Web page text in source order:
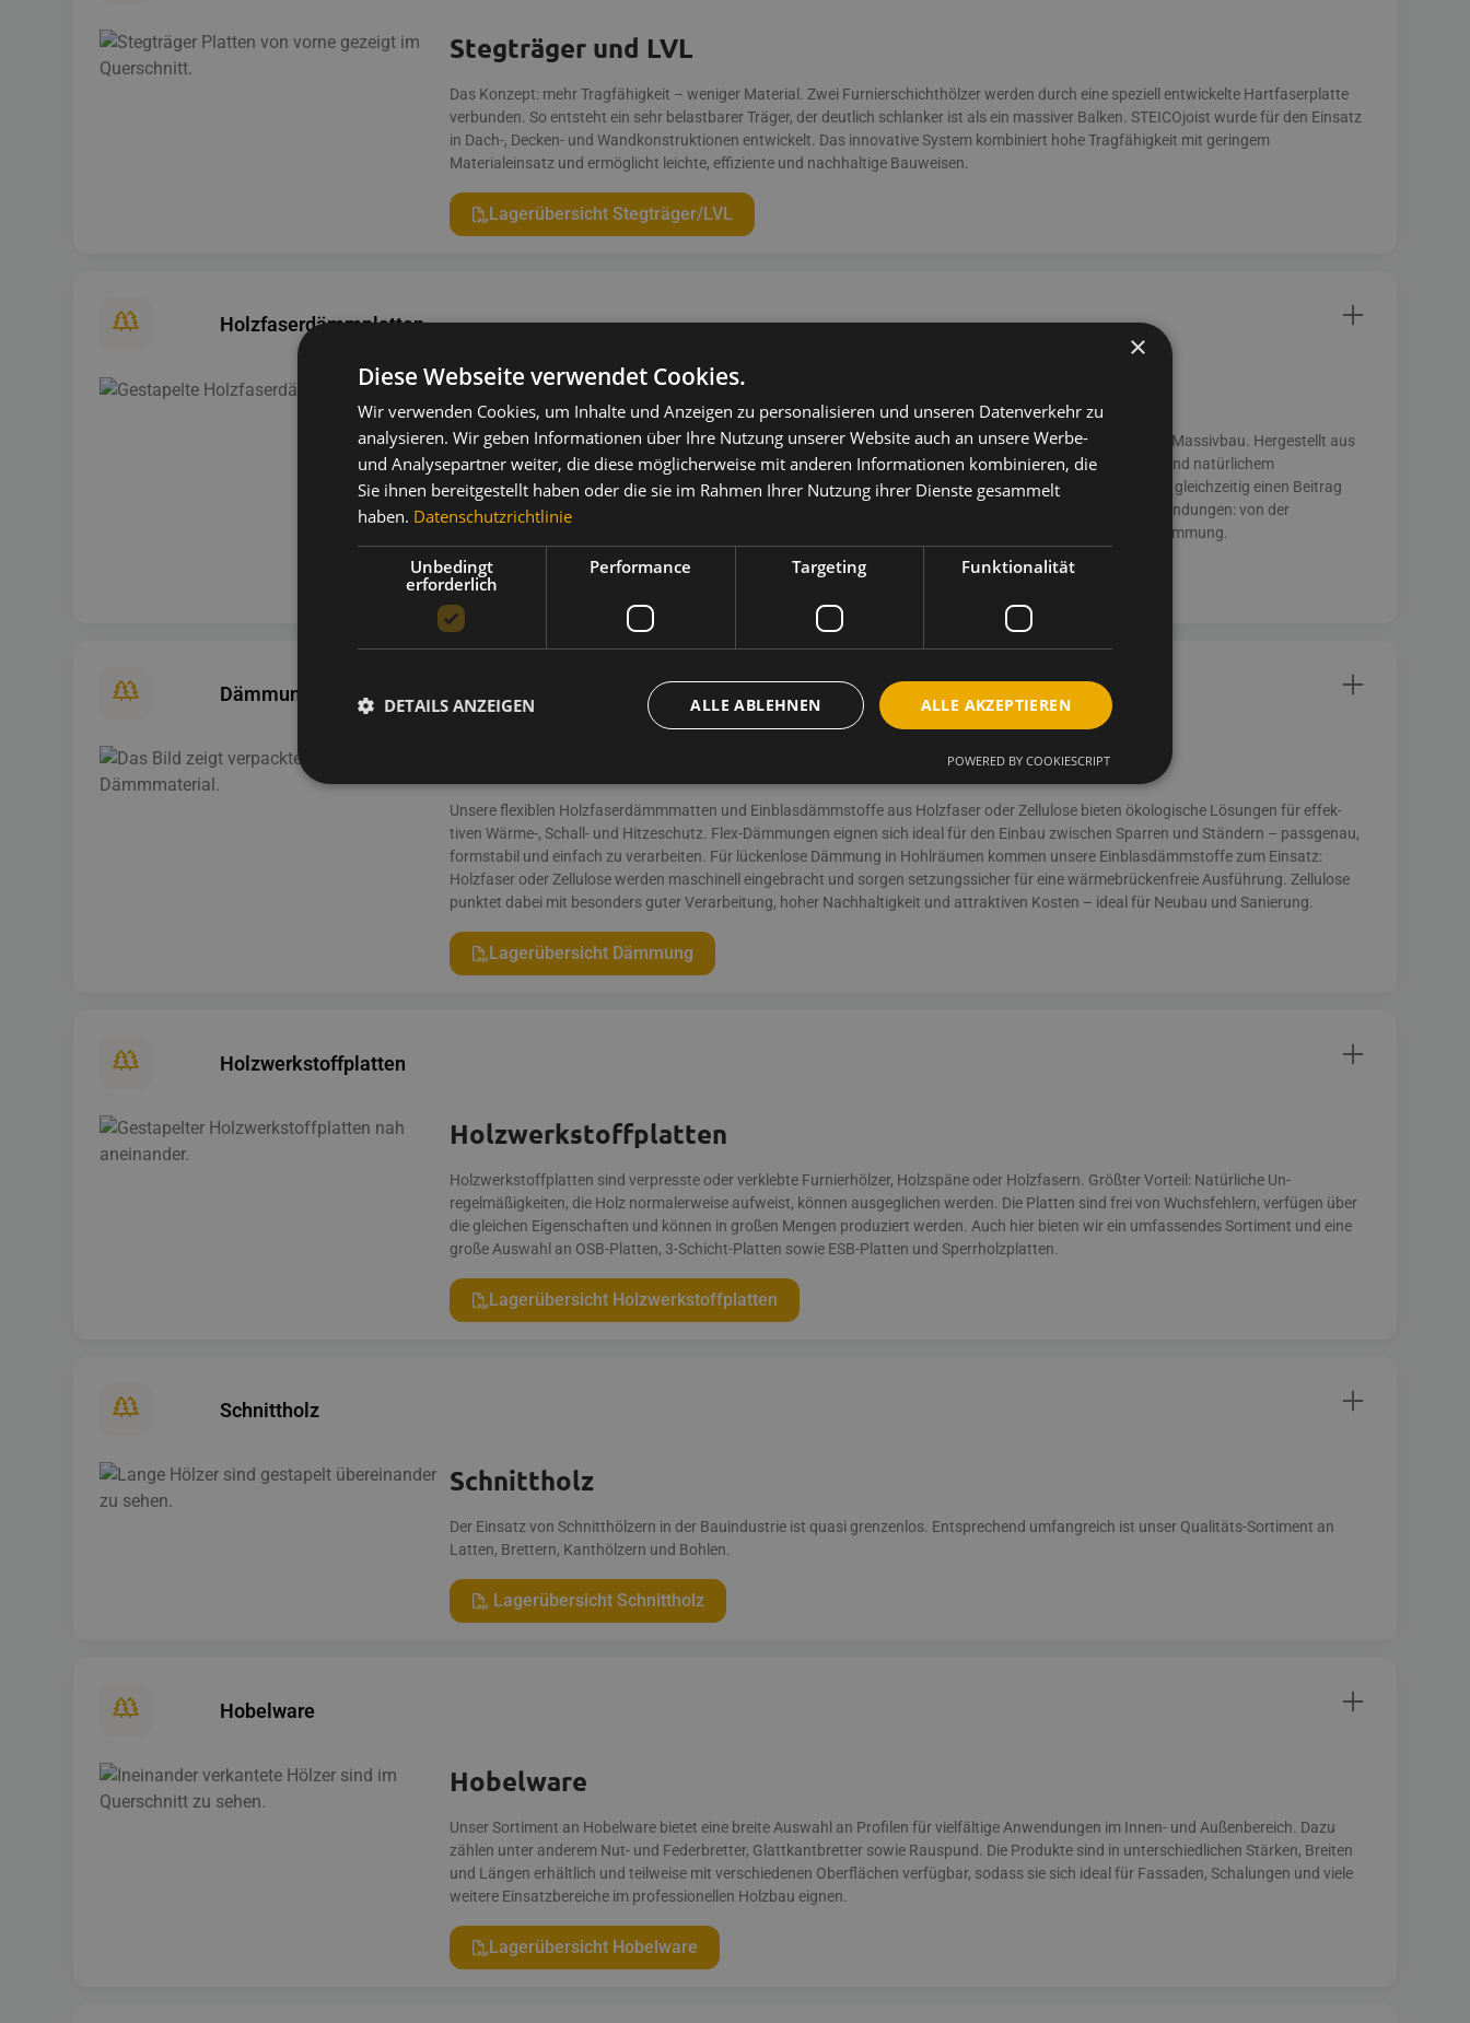
Stegträger und LVL
Das Konzept: mehr Tragfähigkeit – weniger Material. Zwei Furnierschichthölzer werden durch eine speziell entwickelte Hartfaserplatte
verbunden. So entsteht ein sehr belastbarer Träger, der deutlich schlanker ist als ein massiver Balken. STEICOjoist wurde für den Einsatz
in Dach-, Decken- und Wandkonstruktionen entwickelt. Das innovative System kombiniert hohe Tragfähigkeit mit geringem
Materialeinsatz und ermöglicht leichte, effiziente und nachhaltige Bauweisen.
Lagerübersicht Stegträger/LVL
Holzfaserdämmplatten
Holzfaserdämmplatten
Holzfaserdämmplatten bieten eine umweltfreundliche, leistungsstarke Lösung für den modernen Holz- und Massivbau. Hergestellt aus
nachwachsenden Rohstoffen, verbinden sie exzellente Dämmeigenschaften mit hoher Diffusionsoffenheit und natürlichem
Feuchteschutz. Sie sorgen für ein angenehmes Raumklima – im Winter warm, im Sommer kühl – und leisten gleichzeitig einen Beitrag
zum ökologischen Bauen. Unser Sortiment umfasst eine Vielzahl an Plattentypen für unterschiedliche Anwendungen: von der
Aufsparren­dämmung über die Dämmung in der Fassade und der Installationsebene bis hin zur Trittschalldämmung.
Lagerübersicht Holzfaserdämmplatten
Dämmung
Unsere flexiblen Holzfaserdämmmatten und Einblasdämmstoffe aus Holzfaser oder Zellulose bieten ökologische Lösungen für effek­
tiven Wärme-, Schall- und Hitzeschutz. Flex-Dämmungen eignen sich ideal für den Einbau zwischen Sparren und Ständern – passgenau,
formstabil und einfach zu verarbeiten. Für lückenlose Dämmung in Hohlräumen kommen unsere Einblasdämmstoffe zum Einsatz:
Holzfaser oder Zellulose werden maschinell eingebracht und sorgen setzungssicher für eine wärmebrückenfreie Ausführung. Zellulose
punktet dabei mit besonders guter Verarbeitung, hoher Nachhaltigkeit und attraktiven Kosten – ideal für Neubau und Sanierung.
Lagerübersicht Dämmung
Holzwerkstoffplatten
Holzwerkstoffplatten
Holzwerkstoffplatten sind verpresste oder verklebte Furnierhölzer, Holzspäne oder Holzfasern. Größter Vorteil: Natürliche Un­
regelmäßigkeiten, die Holz normalerweise aufweist, können ausgeglichen werden. Die Platten sind frei von Wuchsfehlern, verfügen über
die gleichen Eigenschaften und können in großen Mengen produziert werden. Auch hier bieten wir ein umfassendes Sortiment und eine
große Auswahl an OSB-Platten, 3-Schicht-Platten sowie ESB-Platten und Sperrholzplatten.
Lagerübersicht Holzwerkstoffplatten
Schnittholz
Schnittholz
Der Einsatz von Schnitthölzern in der Bau­industrie ist quasi grenzenlos. Entsprechend umfangreich ist unser Qualitäts-Sortiment an
Latten, Brettern, Kanthölzern und Bohlen.
Lagerübersicht Schnittholz
Hobelware
Hobelware
Unser Sortiment an Hobelware bietet eine breite Auswahl an Profilen für vielfältige Anwendungen im Innen- und Außenbereich. Dazu
zählen unter anderem Nut- und Federbretter, Glattkantbretter sowie Rauspund. Die Produkte sind in unterschiedlichen Stärken, Breiten
und Längen erhältlich und teilweise mit verschiedenen Oberflächen verfügbar, sodass sie sich ideal für Fassaden, Schalungen und viele
weitere Einsatzbereiche im professionellen Holzbau eignen.
Lagerübersicht Hobelware
×
Diese Webseite verwendet Cookies.
Wir verwenden Cookies, um Inhalte und Anzeigen zu personalisieren und unseren Datenverkehr zu
analysieren. Wir geben Informationen über Ihre Nutzung unserer Website auch an unsere Werbe-
und Analysepartner weiter, die diese möglicherweise mit anderen Informationen kombinieren, die
Sie ihnen bereitgestellt haben oder die sie im Rahmen Ihrer Nutzung ihrer Dienste gesammelt
haben. Datenschutzrichtlinie
Unbedingt
erforderlich
Performance Targeting Funktionalität
ALLE AKZEPTIEREN
ALLE ABLEHNEN
DETAILS ANZEIGEN
POWERED BY COOKIESCRIPT